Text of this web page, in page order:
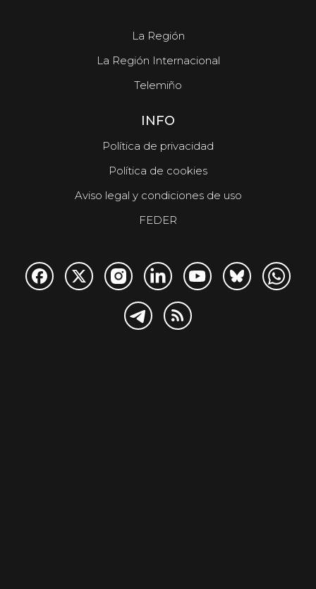
La Región
La Región Internacional
Telemiño
INFO
Política de privacidad
Política de cookies
Aviso legal y condiciones de uso
FEDER